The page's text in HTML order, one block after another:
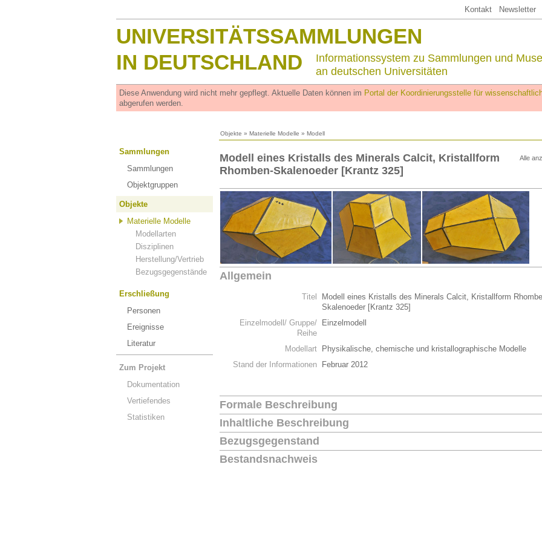
Kontakt Newsletter
UNIVERSITÄTSSAMMLUNGEN
IN DEUTSCHLAND
Informationssystem zu Sammlungen und
an deutschen Universitäten
Diese Anwendung wird nicht mehr gepflegt. Aktuelle Daten können im Portal der Koordinierungsstelle für
abgerufen werden.
Objekte » Materielle Modelle » Modell
Sammlungen
Sammlungen
Objektgruppen
Objekte
Materielle Modelle
Modellarten
Disziplinen
Herstellung/Vertrieb
Bezugsgegenstände
Erschließung
Personen
Ereignisse
Literatur
Zum Projekt
Dokumentation
Vertiefendes
Statistiken
Alle
Modell eines Kristalls des Minerals Calcit, Kristallform
Rhomben-Skalenoeder [Krantz 325]
Allgemein
Titel
Modell eines Kristalls des Minerals Calcit, Kristallform
Skalenoeder [Krantz 325]
Einzelmodell/ Gruppe/
Reihe
Einzelmodell
Modellart
Physikalische, chemische und kristallographische Modelle
Stand der Informationen
Februar 2012
Formale Beschreibung
Inhaltliche Beschreibung
Bezugsgegenstand
Bestandsnachweis